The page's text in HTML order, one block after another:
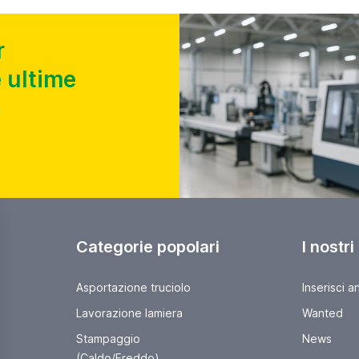
ultime
Categorie popolari
Asportazione truciolo
Lavorazione lamiera
Stampaggio
I
Inserisci
Wanted
News